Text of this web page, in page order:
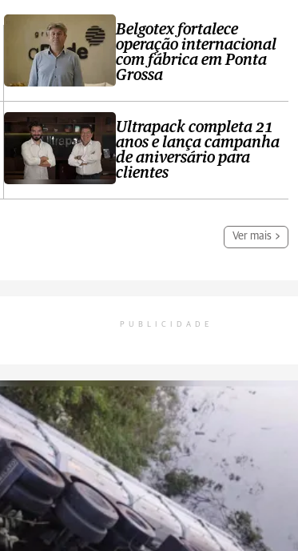
Belgotex fortalece
operação internacional
com fábrica em Ponta
Grossa
Ultrapack completa 21
anos e lança campanha
de aniversário para
clientes
Ver mais
PUBLICIDADE